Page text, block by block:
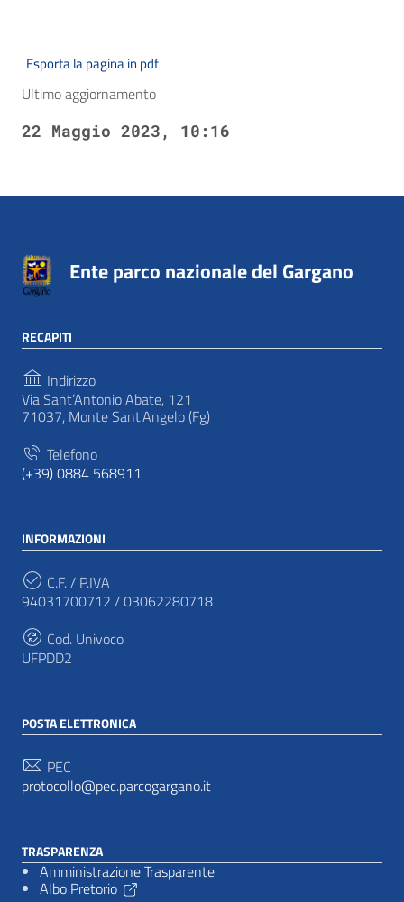
Esporta la pagina in pdf
Ultimo aggiornamento
22 Maggio 2023, 10:16
Ente parco nazionale del Gargano
RECAPITI
Indirizzo
Via Sant’Antonio Abate, 121
71037, Monte Sant'Angelo (Fg)
Telefono
(+39) 0884 568911
INFORMAZIONI
C.F. / P.IVA
94031700712 / 03062280718
Cod. Univoco
UFPDD2
POSTA ELETTRONICA
PEC
protocollo@pec.parcogargano.it
TRASPARENZA
Amministrazione Trasparente
Albo Pretorio